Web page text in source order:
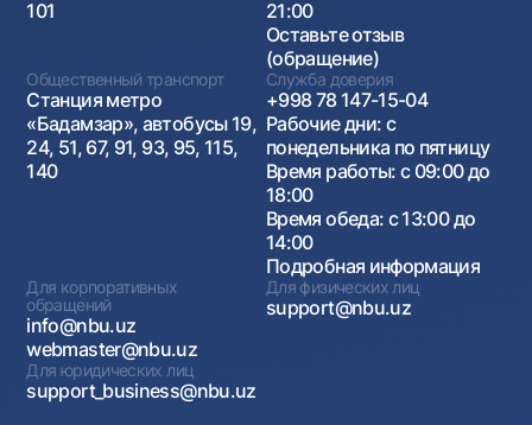
101
21:00
Оставьте отзыв
(обращение)
Общественный транспорт
Станция метро
«Бадамзар», автобусы 19,
24, 51, 67, 91, 93, 95, 115,
140
Служба доверия
+998 78 147-15-04
Рабочие дни: с
понедельника по пятницу
Время работы: с 09:00 до
18:00
Время обеда: с 13:00 до
14:00
Подробная информация
Для корпоративных
обращений
info@nbu.uz
webmaster@nbu.uz
Для физических лиц
support@nbu.uz
Для юридических лиц
support_business@nbu.uz